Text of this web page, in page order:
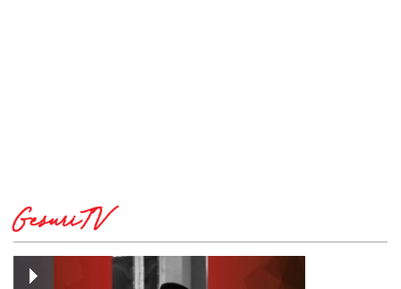
GesuriTV